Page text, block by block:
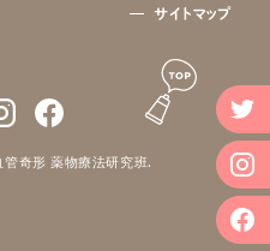
サイトマップ
奇形 薬物療法研究班.